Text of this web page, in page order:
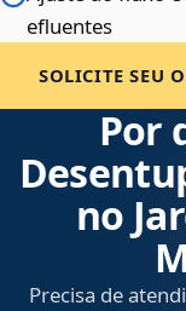
efluentes
SOLICITE SEU
Por
no
Precisa de